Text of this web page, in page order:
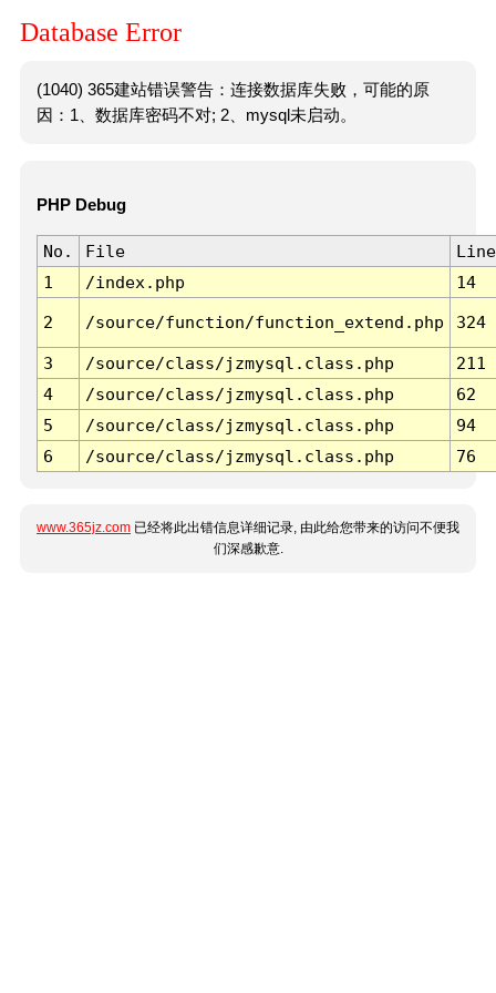
Database Error
(1040) 365建站错误警告：连接数据库失败，可能的原
因：1、数据库密码不对; 2、mysql未启动。
PHP Debug
No. File
Line
1
/index.php 14
2 /source/function/function_extend.php 324
3 /source/class/jzmysql.class.php
211
4
/source/class/jzmysql.class.php
62
5
/source/class/jzmysql.class.php
94
6
/source/class/jzmysql.class.php 76
www.365jz.com 已经将此出错信息详细记录, 由此给您带来的访问不便我
们深感歉意.